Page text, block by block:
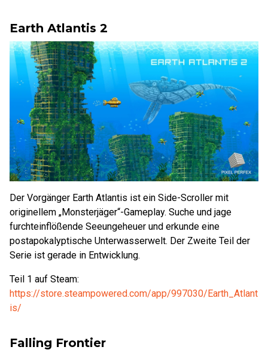
Earth Atlantis 2
Der Vorgänger Earth Atlantis ist ein Side-Scroller mit
originellem „Monsterjäger“-Gameplay. Suche und jage
furchteinflößende Seeungeheuer und erkunde eine
postapokalyptische Unterwasserwelt. Der Zweite Teil der
Serie ist gerade in Entwicklung.
Teil 1 auf Steam:
https://store.steampowered.com/app/997030/Earth_Atlant
is/
Falling Frontier